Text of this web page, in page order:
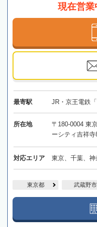
現在営業
最寄駅 JR・京王電鉄
所在地
〒180-0004 東
ーシティ吉祥寺
対応エリア 東京、千葉、
東京都 武蔵野市